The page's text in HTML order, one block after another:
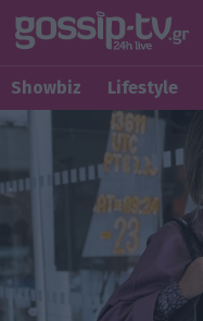
Showbiz Lifestyle